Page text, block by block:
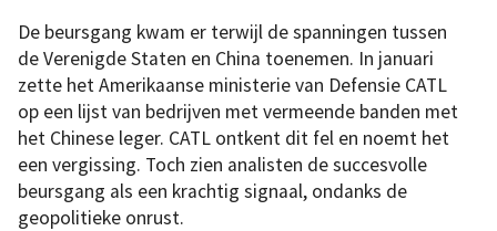
De beursgang kwam er terwijl de spanningen tussen
de Verenigde Staten en China toenemen. In januari
zette het Amerikaanse ministerie van Defensie CATL
op een lijst van bedrijven met vermeende banden met
het Chinese leger. CATL ontkent dit fel en noemt het
een vergissing. Toch zien analisten de succesvolle
beursgang als een krachtig signaal, ondanks de
geopolitieke onrust.